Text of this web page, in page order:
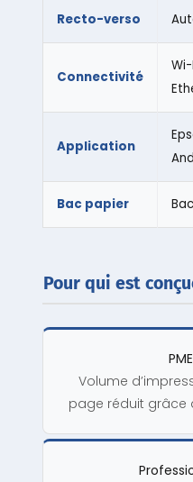
Recto-verso
Connectivité
Application
Bac papier
Pour qui est
Volume
page réduit grâce